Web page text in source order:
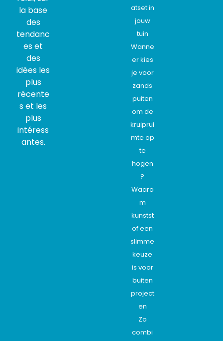
la base
des
tendanc
es et
des
idées les
plus
récente
s et les
plus
intéress
antes.
atset in
jouw
tuin
Wanne
er kies
je voor
zands
puiten
om de
kruiprui
mte op
te
hogen
?
Waaro
m
kunstst
of een
slimme
keuze
is voor
buiten
project
en
Zo
combi